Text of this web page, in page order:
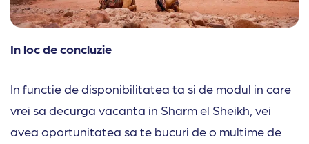
In loc de concluzie
In functie de disponibilitatea ta si de modul in care
vrei sa decurga vacanta in Sharm el Sheikh, vei
avea oportunitatea sa te bucuri de o multime de